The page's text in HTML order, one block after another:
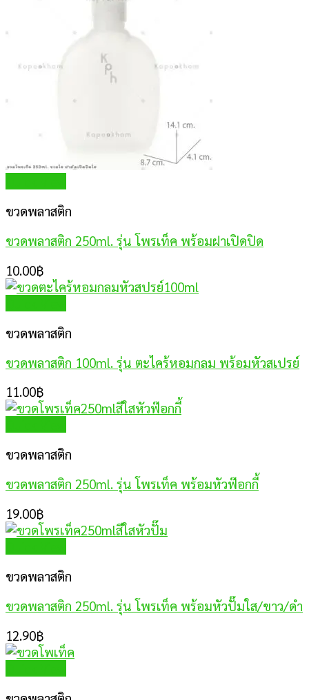
ขวดพลาสติก
ขวดพลาสติก 250ml. รุ่น โพรเท็ค พร้อมฝาเปิดปิด
10.00฿
ขวดพลาสติก
ขวดพลาสติก 100ml. รุ่น ตะไคร้หอมกลม พร้อมหัวสเปรย์
11.00฿
ขวดพลาสติก
ขวดพลาสติก 250ml. รุ่น โพรเท็ค พร้อมหัวฟ๊อกกี้
19.00฿
ขวดพลาสติก
ขวดพลาสติก 250ml. รุ่น โพรเท็ค พร้อมหัวปั๊มใส/ขาว/ดำ
12.90฿